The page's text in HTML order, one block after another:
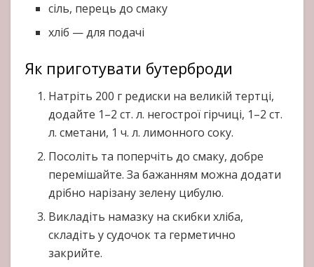
сіль, перець до смаку
хліб — для подачі
Як приготувати бутерброди
Натріть 200 г редиски на великій тертці,
додайте 1–2 ст. л. негострої гірчиці, 1–2 ст.
л. сметани, 1 ч. л. лимонного соку.
Посоліть та поперчіть до смаку, добре
перемішайте. За бажанням можна додати
дрібно нарізану зелену цибулю.
Викладіть намазку на скибки хліба,
складіть у судочок та герметично
закрийте.